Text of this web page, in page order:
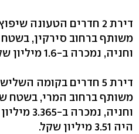
דירת 2 חדרים הטעונה
וחניה, נמכרה ב-1.6 מיליון שקל.
וחניה,
היה 3.51 מיליון שקל.